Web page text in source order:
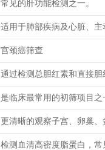
常见的肝功能检测之一。
适用于肺部疾病及心脏、主
宫颈癌筛查
通过检测总胆红素和直接胆
是临床最常用的初筛项目之
更清晰的观察子宫、卵巢、
检测血清高密度脂蛋白，